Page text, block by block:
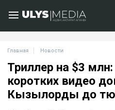
Главная Новости
Триллер на $3
коротких видео
Кызылорды до